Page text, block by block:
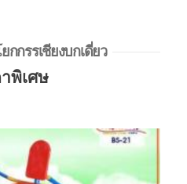
กกรรเชียงบกเดี่ยว
พิเศษ